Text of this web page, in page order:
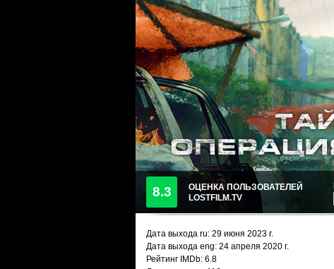
8.3
ОЦЕНКА ПОЛЬЗОВАТЕЛЕЙ
LOSTFILM.TV
Дата выхода ru: 29 июня 2023 г.
Дата выхода eng: 24 апреля 2020 г.
Рейтинг IMDb: 6.8